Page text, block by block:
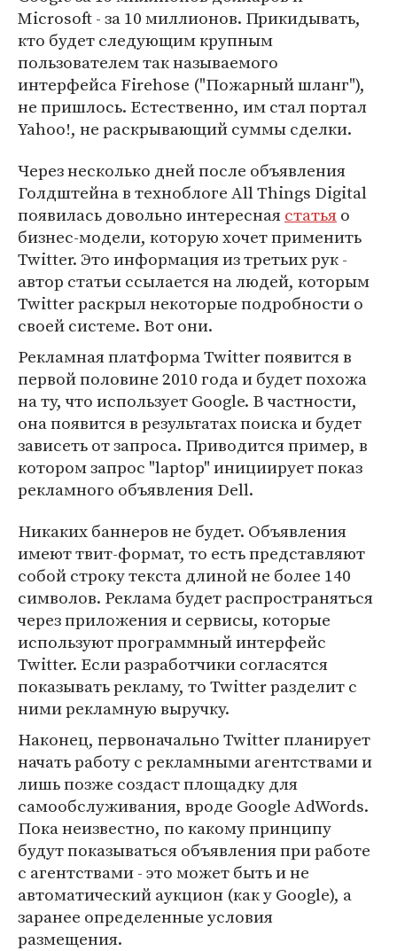
Microsoft - за 10 миллионов. Прикидывать,
кто будет следующим крупным
пользователем так называемого
интерфейса Firehose ("Пожарный шланг"),
не пришлось. Естественно, им стал портал
Yahoo!, не раскрывающий суммы сделки.
Через несколько дней после объявления
Голдштейна в техноблоге All Things Digital
появилась довольно интереснаястатьяо
бизнес-модели, которую хочет применить
Twitter. Это информация из третьих рук -
автор статьи ссылается на людей, которым
Twitter раскрыл некоторые подробности о
своей системе. Вот они.
Рекламная платформа Twitter появится в
первой половине 2010 года и будет похожа
на ту, что использует Google. В частности,
она появится в результатах поиска и будет
зависеть от запроса. Приводится пример, в
котором запрос "laptop" инициирует показ
рекламного объявления Dell.
Никаких баннеров не будет. Объявления
имеют твит-формат, то есть представляют
собой строку текста длиной не более 140
символов. Реклама будет распространяться
через приложения и сервисы, которые
используют программный интерфейс
Twitter. Если разработчики согласятся
показывать рекламу, то Twitter разделит с
ними рекламную выручку.
Наконец, первоначально Twitter планирует
начать работу с рекламными агентствами и
лишь позже создаст площадку для
самообслуживания, вроде Google AdWords.
Пока неизвестно, по какому принципу
будут показываться объявления при работе
с агентствами - это может быть и не
автоматический аукцион (как у Google), а
заранее определенные условия
размещения.